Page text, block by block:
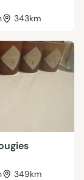
343km
349km